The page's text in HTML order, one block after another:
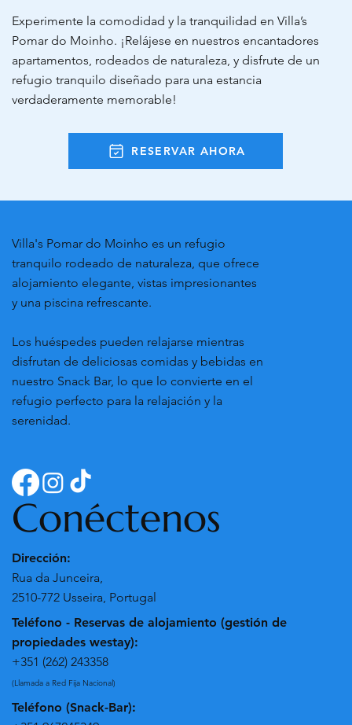
Experimente la comodidad y la tranquilidad en Villa’s
Pomar do Moinho. ¡Relájese en nuestros encantadores
apartamentos, rodeados de naturaleza, y disfrute de un
refugio tranquilo diseñado para una estancia
verdaderamente memorable!
RESERVAR AHORA
Villa's Pomar do Moinho es un refugio
tranquilo rodeado de naturaleza, que ofrece
alojamiento elegante, vistas impresionantes
y una piscina refrescante.
Los huéspedes pueden relajarse mientras
disfrutan de deliciosas comidas y bebidas en
nuestro Snack Bar, lo que lo convierte en el
refugio perfecto para la relajación y la
serenidad.
Conéctenos
Dirección:
Rua da Junceira,
2510-772 Usseira, Portugal
Teléfono - Reservas de alojamiento (gestión de
propiedades westay):
+351 (262) 243358
(Llamada a Red Fija Nacional)
Teléfono (Snack-Bar):